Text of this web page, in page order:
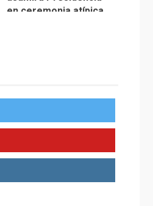
monitorear proceso
INTERNACIONALES
Hiroshima 81 años de
Japón debate